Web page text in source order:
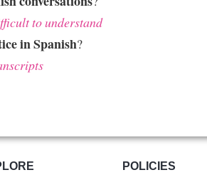
to understand
in Spanish?
POLICIES